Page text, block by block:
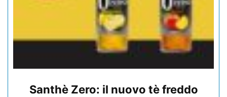
Santhè Zero: il nuovo tè freddo